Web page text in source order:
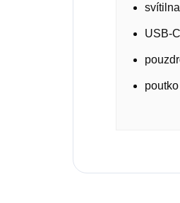
USB-